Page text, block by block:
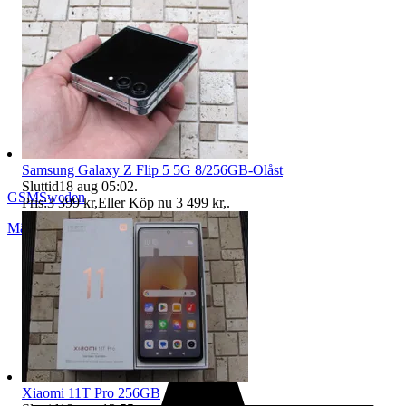
GSMSweden
Märsta,Sverige
Samsung Galaxy Z Flip 5 5G 8/256GB-Olåst
Sluttid18 aug 05:02.
Pris:3 399 kr,Eller Köp nu 3 499 kr,.
Xiaomi 11T Pro 256GB